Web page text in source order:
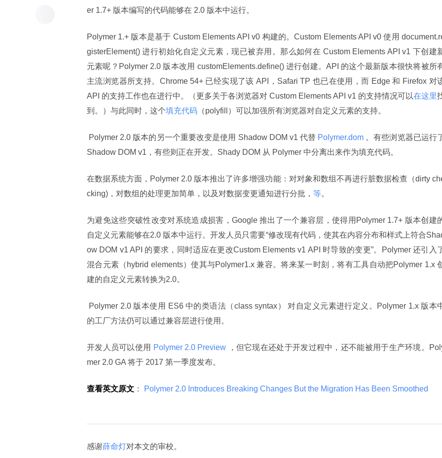
er 1.7+ 版本编写的代码能够在 2.0 版本中运行。
Polymer 1.+ 版本是基于 Custom Elements API v0 构建的。Custom Elements API v0 使用
gisterElement() 进行初始化自定义元素，现已被弃用。那么如何在 Custom Elements API v1 下创建
元素呢？Polymer 2.0 版本改用 customElements.define() 进行创建。API 的这个最新版本很快将被所
主流浏览器所支持。Chrome 54+ 已经实现了该 API，Safari TP 也已在使用，而 Edge 和 Firefox 对
API 的支持工作也在进行中。（更多关于各浏览器对 Custom Elements API v1 的支持情况可以在这里
到。）与此同时，这个填充代码 （polyfill）可以加强所有浏览器对自定义元素的支持。
Polymer 2.0 版本的另一个重要改变是使用 Shadow DOM v1 代替 Polymer.dom 。有些浏览器已运行
Shadow DOM v1，有些则正在开发。Shady DOM 从 Polymer 中分离出来作为填充代码。
在数据系统方面，Polymer 2.0 版本推出了许多增强功能：对对象和数组不再进行脏数据检查（dirty
cking)，对数组的处理更加简单，以及对数据变更通知进行分批， 等。
为避免这些突破性改变对系统造成损害，Google 推出了一个兼容层，使得用Polymer 1.7+ 版本创建
自定义元素能够在2.0 版本中运行。开发人员只需要“修改现有代码，使其在内容分布和样式上符合
ow DOM v1 API 的要求，同时适应在更改Custom Elements v1 API 时导致的变更”。Polymer 还引入
混合元素（hybrid elements）使其与Polymer1.x 兼容。将来某一时刻，将有工具自动把Polymer 1.x
建的自定义元素转换为2.0。
的工厂方法仍可以通过兼容层进行使用。
开发人员可以使用 Polymer 2.0 Preview
，但它现在还处于开发过程中，还不能被用于生产环境。
mer 2.0 GA 将于 2017 第一季度发布。
查看英文原文 ： Polymer 2.0 Introduces Breaking Changes But the Migration Has Been Smoothed
感谢薛命灯对本文的审校。